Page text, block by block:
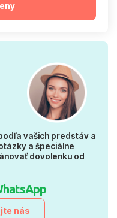
vašich predstáv a
a špeciálne
dovolenku od
nás